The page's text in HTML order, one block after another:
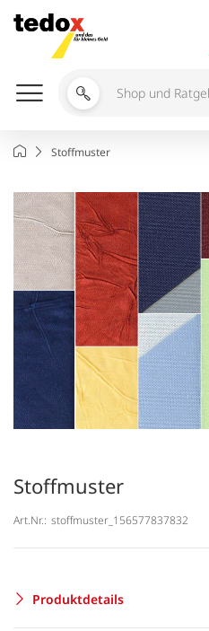
Inhalt
springen
Shop
Ratgeber
StartseiteStoffmuster
Stoffmuster
Art.Nr.: stoffmuster_156577837832
Produktdetails